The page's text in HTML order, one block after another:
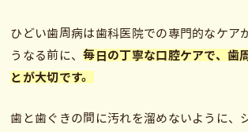
ひどい歯周病は歯科医院での専門的なケア
うなる前に、毎日の丁寧な口腔ケアで、歯
とが大切です。
歯と歯ぐきの間に汚れを溜めないように、